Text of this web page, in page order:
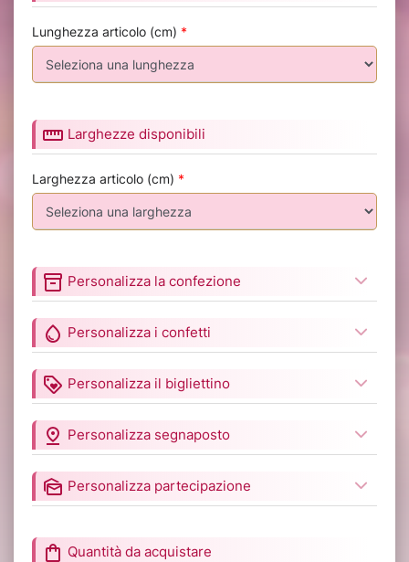
Lunghezza articolo (cm) *
straighten Larghezze disponibili
Larghezza articolo (cm) *
inventory_2 Personalizza la confezione
water_drop Personalizza i confetti
loyalty Personalizza il bigliettino
pin_drop Personalizza segnaposto
mark_as_unread Personalizza partecipazione
shopping_bag Quantità da acquistare